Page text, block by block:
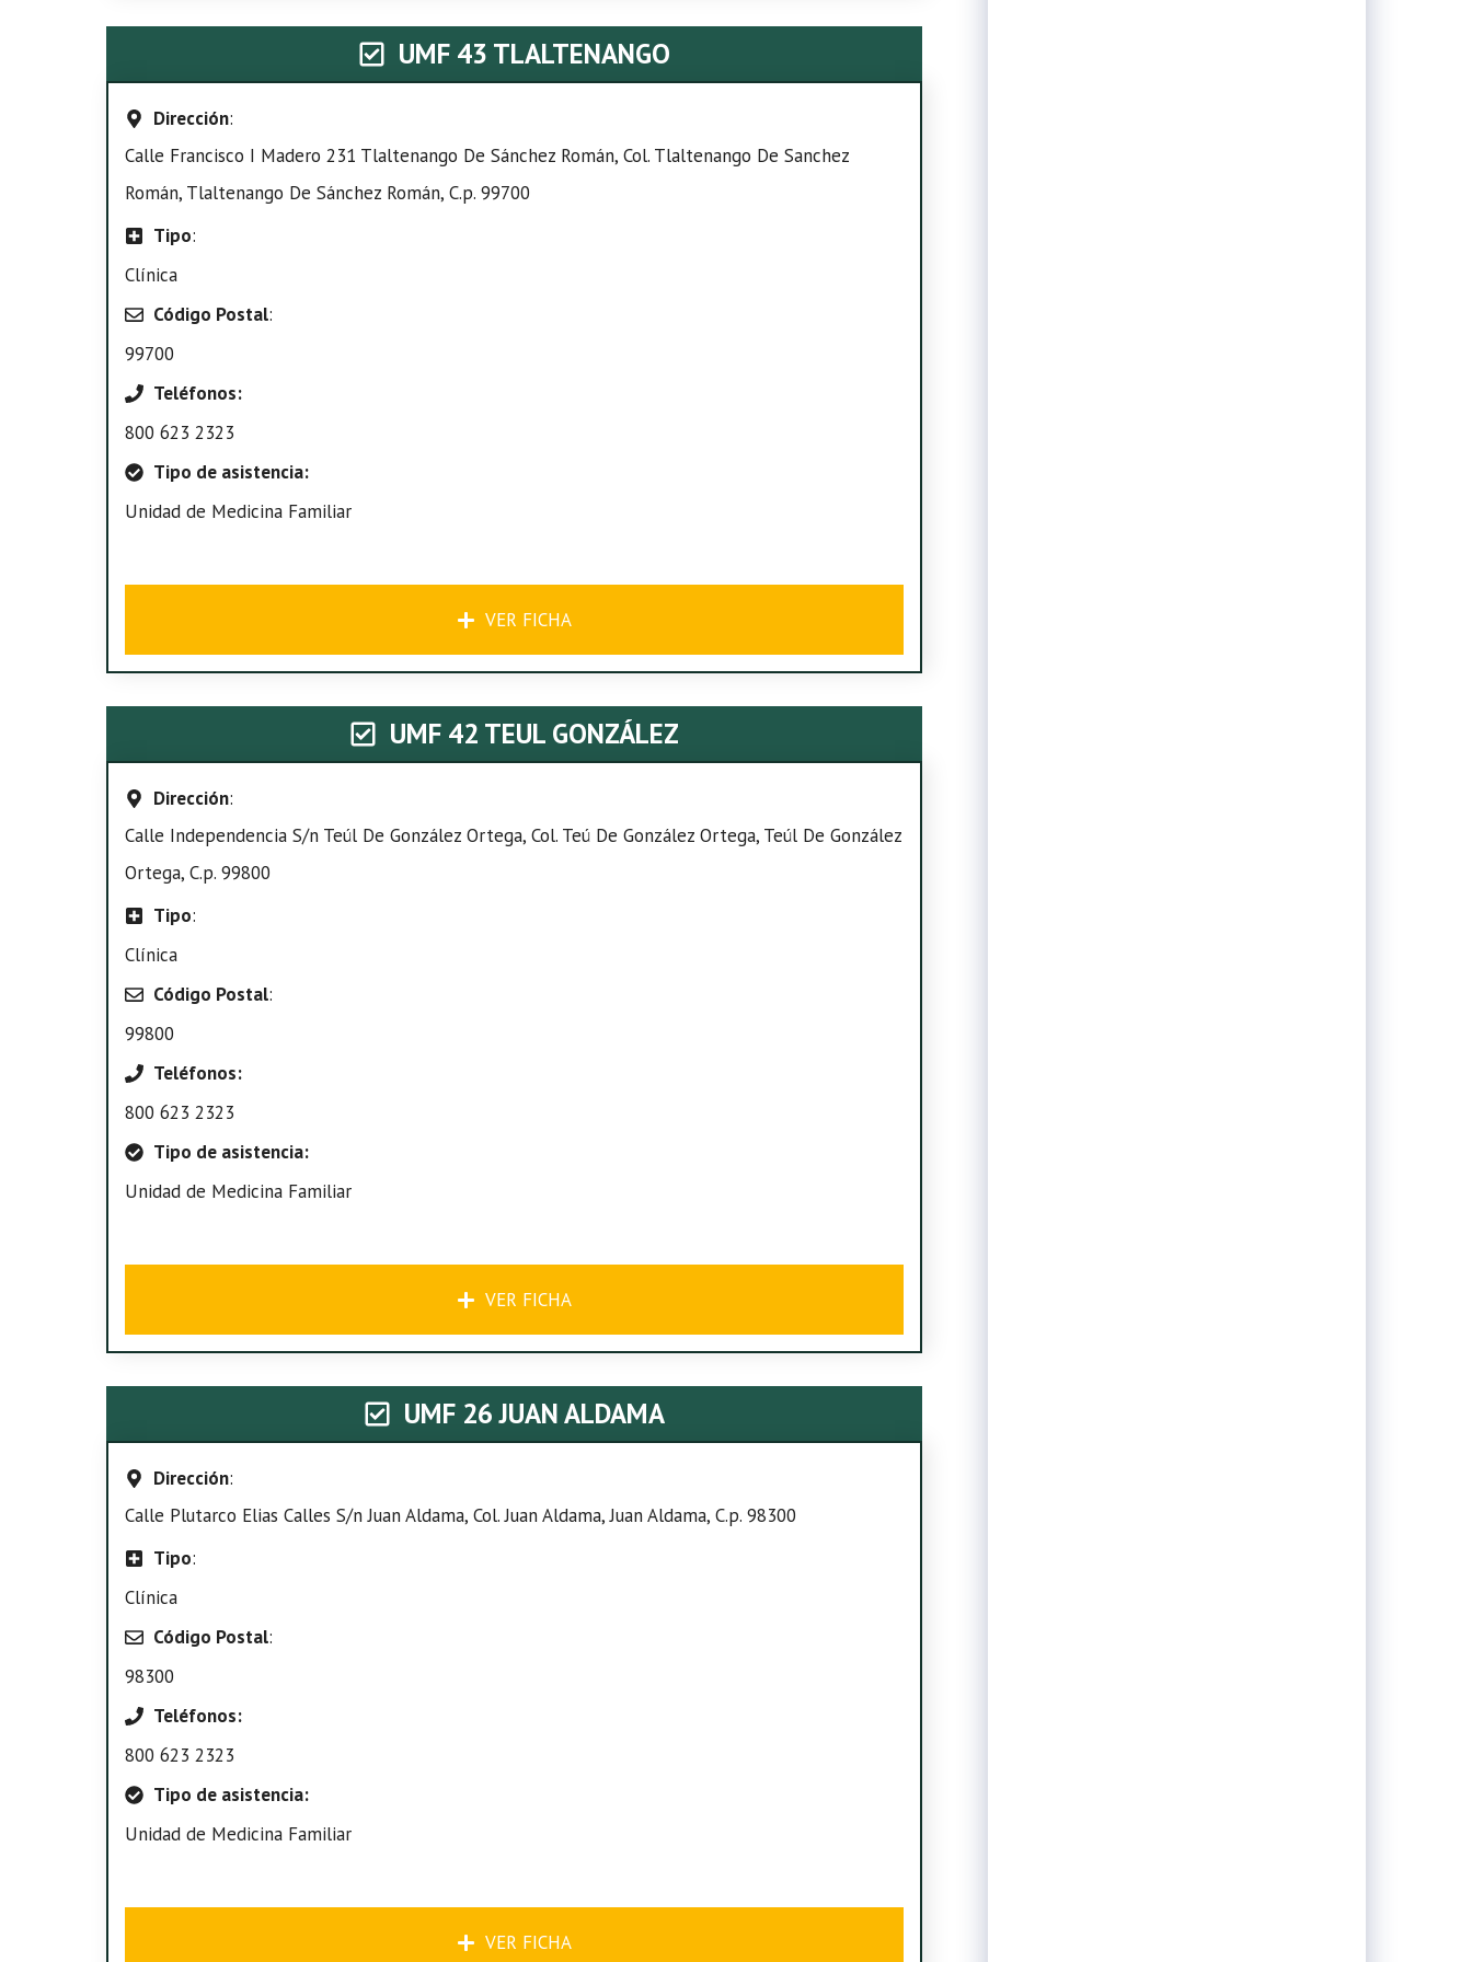
UMF 43 TLALTENANGO
Dirección:
Calle Francisco I Madero 231 Tlaltenango De Sánchez Román, Col. Tlaltenango De Sanchez
Román, Tlaltenango De Sánchez Román, C.p. 99700
Tipo:
Clínica
Código Postal:
99700
Teléfonos:
800 623 2323
Tipo de asistencia:
Unidad de Medicina Familiar
VER FICHA
UMF 42 TEUL GONZÁLEZ
Dirección:
Calle Independencia S/n Teúl De González Ortega, Col. Teú De González Ortega, Teúl De González
Ortega, C.p. 99800
Tipo:
Clínica
Código Postal:
99800
Teléfonos:
800 623 2323
Tipo de asistencia:
Unidad de Medicina Familiar
VER FICHA
UMF 26 JUAN ALDAMA
Dirección:
Calle Plutarco Elias Calles S/n Juan Aldama, Col. Juan Aldama, Juan Aldama, C.p. 98300
Tipo:
Clínica
Código Postal:
98300
Teléfonos:
800 623 2323
Tipo de asistencia:
Unidad de Medicina Familiar
VER FICHA